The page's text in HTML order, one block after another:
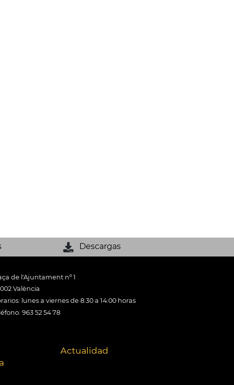
Descargas
de l'Ajuntament nº 1
València
lunes a viernes de 8:30 a 14:00 horas
963 52 54 78
Actualidad